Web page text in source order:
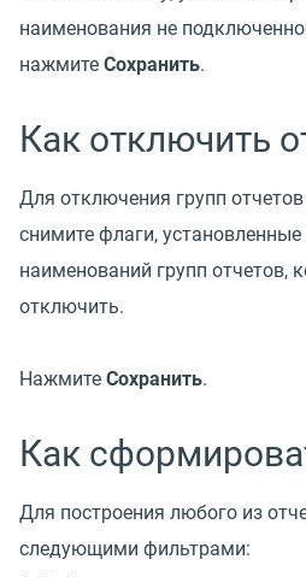
наименования не
нажмите Сохранить.
Как отключить
Для отключения групп
снимите флаги,
наименований групп отчетов,
отключить.
Нажмите Сохранить.
Как
Для построения любого из
следующими фильтрами: